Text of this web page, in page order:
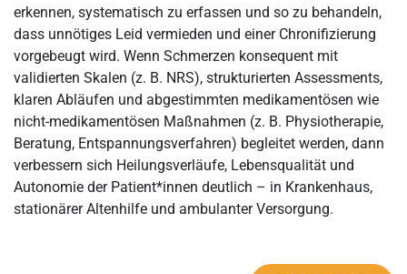
erkennen, systematisch zu erfassen und so zu behandeln,
dass unnötiges Leid vermieden und einer Chronifizierung
vorgebeugt wird. Wenn Schmerzen konsequent mit
validierten Skalen (z. B. NRS), strukturierten Assessments,
klaren Abläufen und abgestimmten medikamentösen wie
nicht-medikamentösen Maßnahmen (z. B. Physiotherapie,
Beratung, Entspannungsverfahren) begleitet werden, dann
verbessern sich Heilungsverläufe, Lebensqualität und
Autonomie der Patient*innen deutlich – in Krankenhaus,
stationärer Altenhilfe und ambulanter Versorgung.